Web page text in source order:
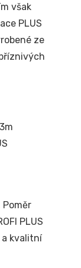
však
PLUS
ze
PLUS
a kvalitní